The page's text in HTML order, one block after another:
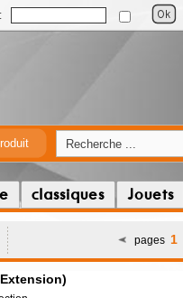
classiques Jouets
pages 1